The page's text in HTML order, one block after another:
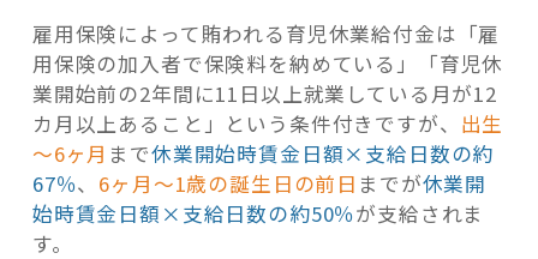
雇用保険によって賄われる育児休業給付金は「雇
用保険の加入者で保険料を納めている」「育児休
業開始前の2年間に11日以上就業している月が12
カ月以上あること」という条件付きですが、 出生
～6ヶ月 まで休業開始時賃金日額×支給日数の約
67％、 6ヶ月～1歳の誕生日の前日 までが休業開
始時賃金日額×支給日数の約50％が支給されま
す。